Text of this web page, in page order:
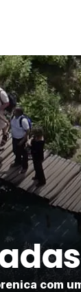
com